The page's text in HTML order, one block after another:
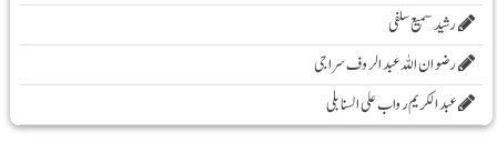
رشید سمیع سلفی
رضوان اللہ عبد الروف سراجی
عبد الکریم رواب علی السنابلی